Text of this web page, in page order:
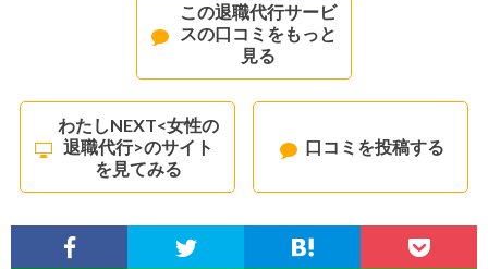
この退職代行サービ
スの口コミをもっと
見る
わたしNEXT<女性の
退職代行>のサイト
を見てみる
口コミを投稿する